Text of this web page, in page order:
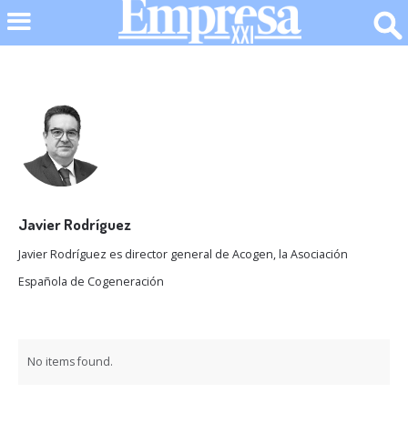
Javier Rodríguez
Javier Rodríguez es director general de Acogen, la Asociación
Española de Cogeneración
No items found.